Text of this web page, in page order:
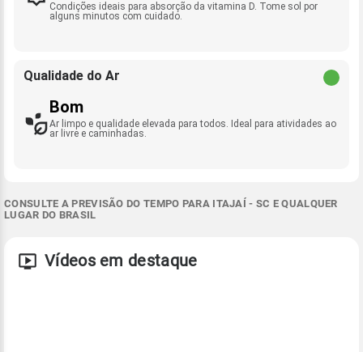
Condições ideais para absorção da vitamina D. Tome sol por
alguns minutos com cuidado.
Qualidade do Ar
Bom
Ar limpo e qualidade elevada para todos. Ideal para atividades ao
ar livre e caminhadas.
CONSULTE A PREVISÃO DO TEMPO PARA ITAJAÍ - SC E QUALQUER
LUGAR DO BRASIL
Vídeos em destaque